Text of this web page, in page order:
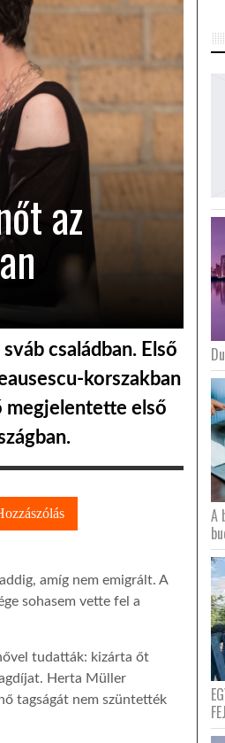
az
családban. Első
korszakban
megjelentette első
amíg nem emigrált. A
sohasem vette fel a
tudatták: kizárta őt
Herta Müller
tagságát nem szüntették
A